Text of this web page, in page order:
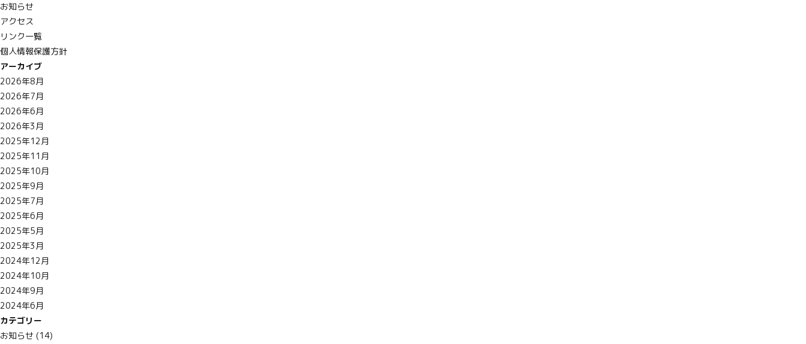
お知らせ
アクセス
リンク一覧
個人情報保護方針
アーカイブ
2026年8月
2026年7月
2026年6月
2026年3月
2025年12月
2025年11月
2025年10月
2025年9月
2025年7月
2025年6月
2025年5月
2025年3月
2024年12月
2024年10月
2024年9月
2024年6月
カテゴリー
お知らせ (14)